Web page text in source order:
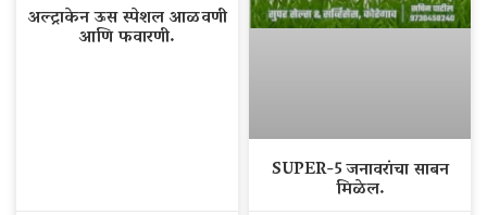
अल्ट्राकेन ऊस स्पेशल आळवणी
आणि फवारणी.
SUPER-5 जनावरांचा साबन
मिळेल.